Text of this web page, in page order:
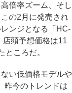
倍率ズーム、そし
の2月に発売され
ンジとなる「HC-
店頭予想価格は11
ころだ。
い低価格モデルや
昨今のトレンドは